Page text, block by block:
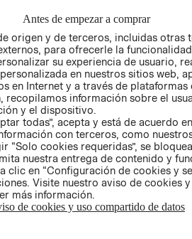
CON
- RETIRO EN
TIENDA
TÉRMINOS Y
CONDICIONES
AVISO DE
PRIVACIDAD
GIFT CARD
AVISO DE
COOKIES
Antes de empezar a comprar
origen y de terceros, incluidas otras
para ofrecerle la
su experiencia de usuario,
en nuestros sitios web,
en Internet y a través de plataformas
recopilamos información sobre el
y el dispositivo.
todas”, acepta y está de acuerdo
con terceros, como
“Solo cookies requeridas”, se
nuestra entrega de contenido y
clic en “Configuración de cookies y
Visite nuestro aviso de cookies
más información.
de cookies y uso compartido de datos